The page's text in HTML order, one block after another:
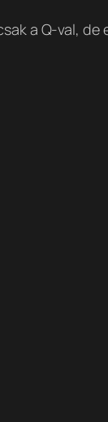
a Q-val,